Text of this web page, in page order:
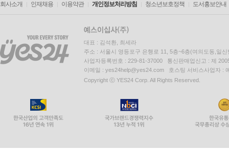
회사소개 인재채용 이용약관 개인정보처리방침 청소년보호정책 도서홍보안내
대표 : 김석환, 최세라
주소 : 서울시 영등포구 은행로 11, 5층~6층(여의도동,일신
사업자등록번호 : 229-81-37000 통신판매업신고 : 제
이메일 : yes24help@yes24.com 호스팅 서비스사업자 :
Copyright ⓒ YES24 Corp. All Rights Reserved.